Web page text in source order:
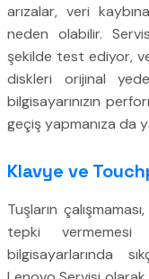
arızalar, veri
neden olabilir.
şekilde test ediyor,
diskleri orijinal
bilgisayarınızın
geçiş yapmanıza da
Klavye ve
Tuşların
tepki
bilgisayarlarında